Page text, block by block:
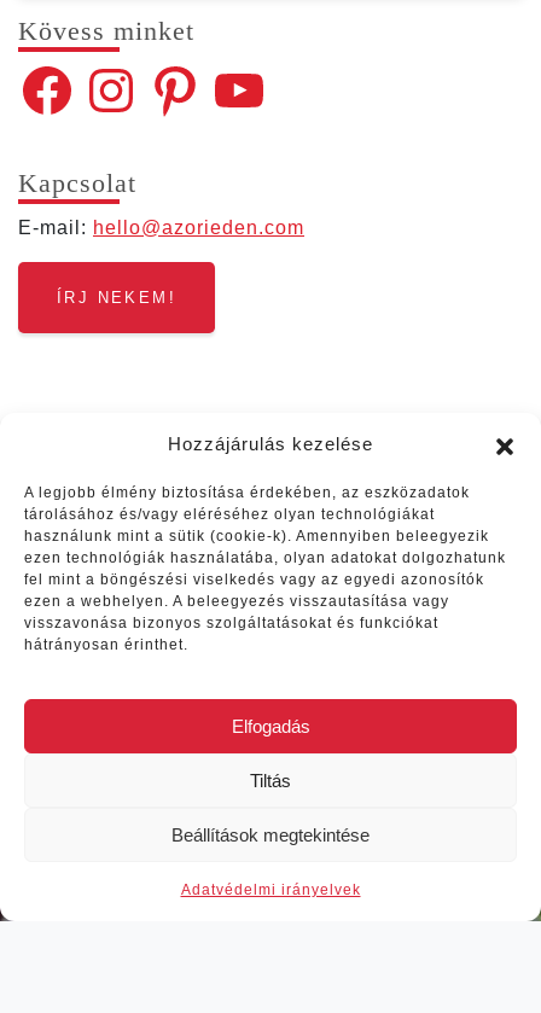
Hozzájárulás kezelése
A legjobb élmény biztosítása érdekében, az eszközadatok
tárolásához és/vagy eléréséhez olyan technológiákat
használunk mint a sütik (cookie-k). Amennyiben beleegyezik
ezen technológiák használatába, olyan adatokat dolgozhatunk
fel mint a böngészési viselkedés vagy az egyedi azonosítók
ezen a webhelyen. A beleegyezés visszautasítása vagy
visszavonása bizonyos szolgáltatásokat és funkciókat
hátrányosan érinthet.
Elfogadás
Tiltás
Beállítások megtekintése
Adat­vé­del­mi irányelvek
Kövess min­ket
FacebookInstagramPinterestYouTube
Kap­cso­lat
E‑mail: hello@​azorieden.​com
ÍRJ NEKEM!
Vélemények
Minden szuper volt!!! Amit Rita
rosszra fordult, akkor is volt
rugalmas és hatalmas tudással
jártunk a szigeten, amit nélküle
tuti sosem találunk meg.